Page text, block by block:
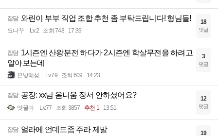
잡담 와린이 부부 직업 조합 추천 좀 부탁드립니다! 형님들!
요나꾸 Lv.2 조회 748 17:39
18
댓글
잡담 1시즌엔 산왕분전 하다가 2시즌엔 학살무전을 하려고
알아보는데
은빛혜성 Lv.79 조회 609 14:23
3
댓글
잡담 공장: xx님 옴니움 장서 안하셨어요?
맛꿀마 Lv.77 조회 3857 추천 1 13:51
12
댓글
잡담 얼라에 언데드좀 주라 제발 19